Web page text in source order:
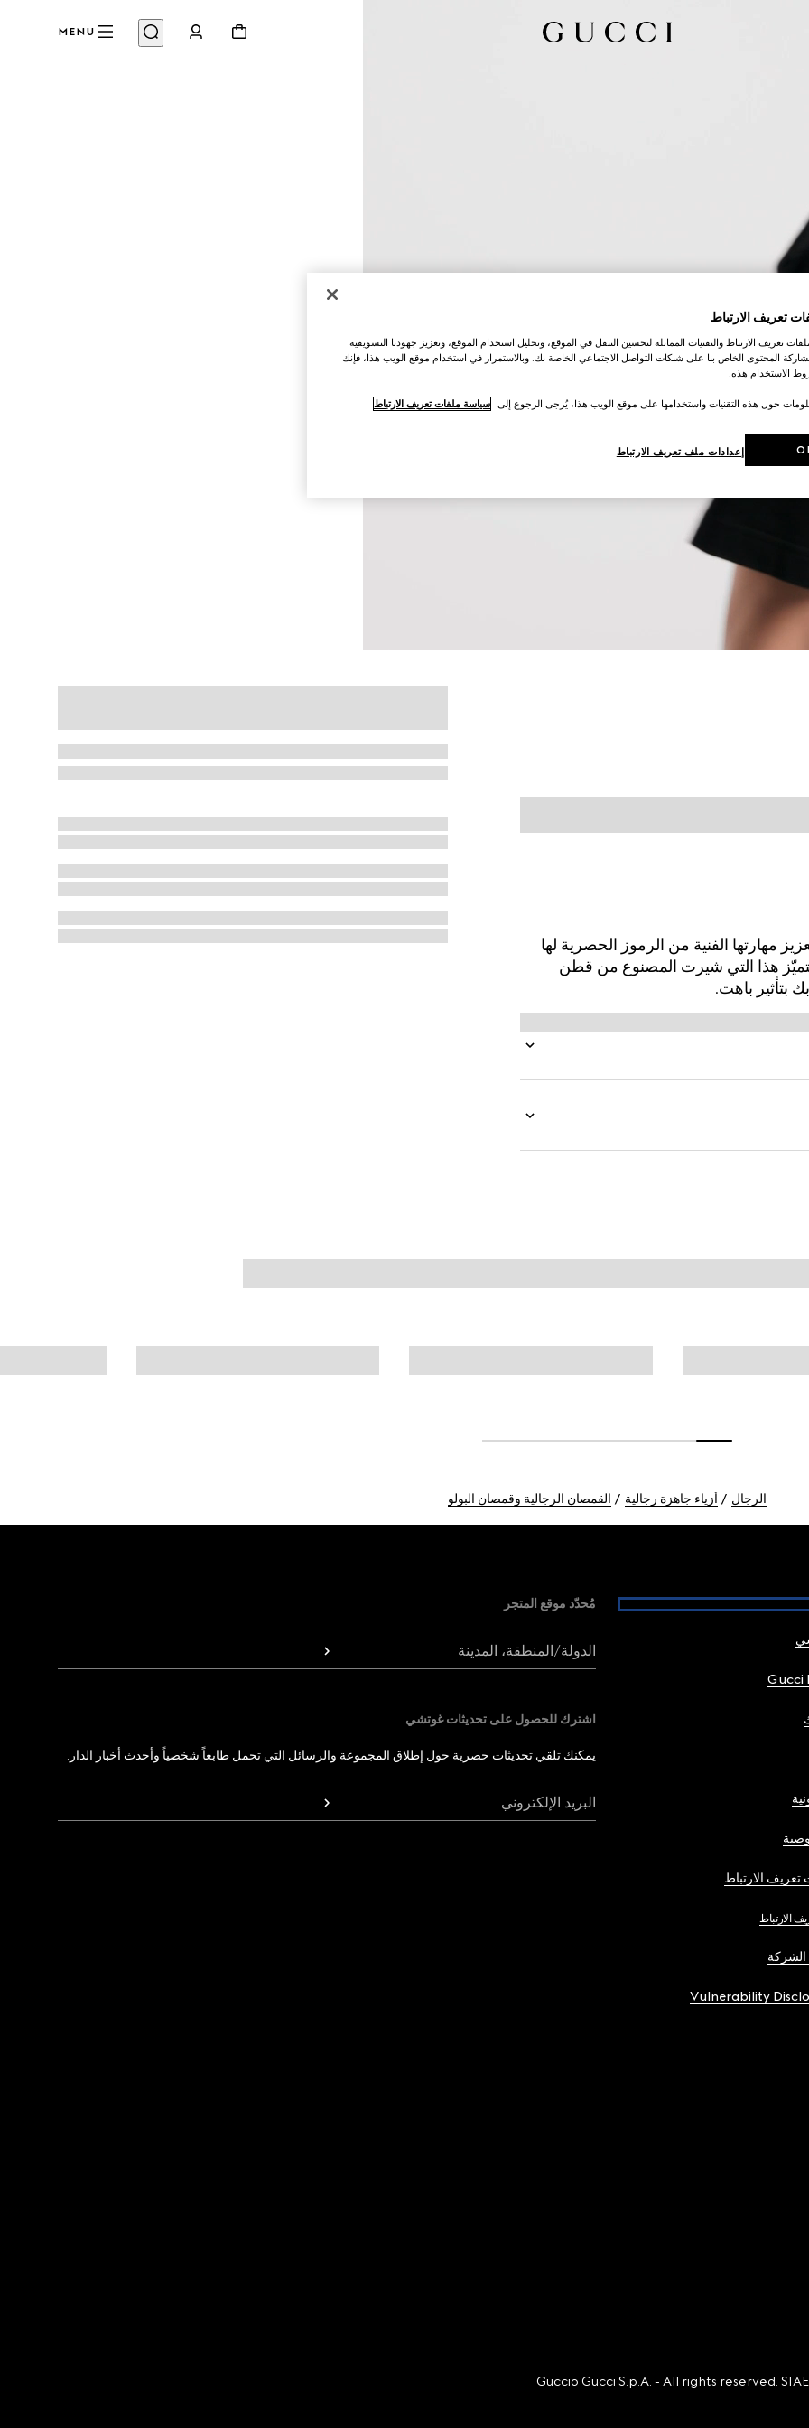
MENU
مهارتها الفنية من الرموز الحصرية لها
هذا التي شيرت المصنوع من قطن
الرجال أزياء جاهزة رجالية القمصان الرجالية وقمصان البولو
Gucci
الارتباط
الارتباط
Vulnerability
مُحدّد موقع المتجر
الدولة/المنطقة، المدينة
اشترك للحصول على تحديثات غوتشي
يمكنك تلقي تحديثات حصرية حول إطلاق المجموعة والرسائل التي تحمل طابعاً شخصياً وأحدث أخبار الدار.
البريد الإلكتروني
تعريف الارتباط
تعريف الارتباط والتقنيات المماثلة لتحسين التنقل في الموقع، وتحليل استخدام الموقع، وتعزيز جهودنا التسويقية
المحتوى الخاص بنا على شبكات التواصل الاجتماعي الخاصة بك. وبالاستمرار في استخدام موقع الويب هذا، فإنك
الاستخدام هذه.
حول هذه التقنيات واستخدامها على موقع الويب هذا، يُرجى الرجوع إلى سياسة ملفات تعريف الارتباط
إعدادات ملف تعريف الارتباط